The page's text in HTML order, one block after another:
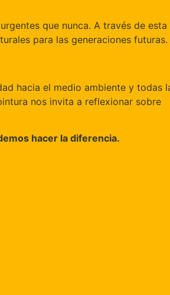
que nunca. A través de esta
para las generaciones futuras.
hacia el medio ambiente y todas
nos invita a reflexionar sobre
hacer la diferencia.